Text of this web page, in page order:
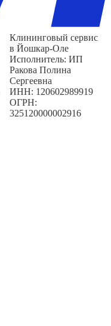
Клининговый сервис
в Йошкар-Оле
Исполнитель: ИП
Ракова Полина
Сергеевна
ИНН: 120602989919
ОГРН:
325120000002916